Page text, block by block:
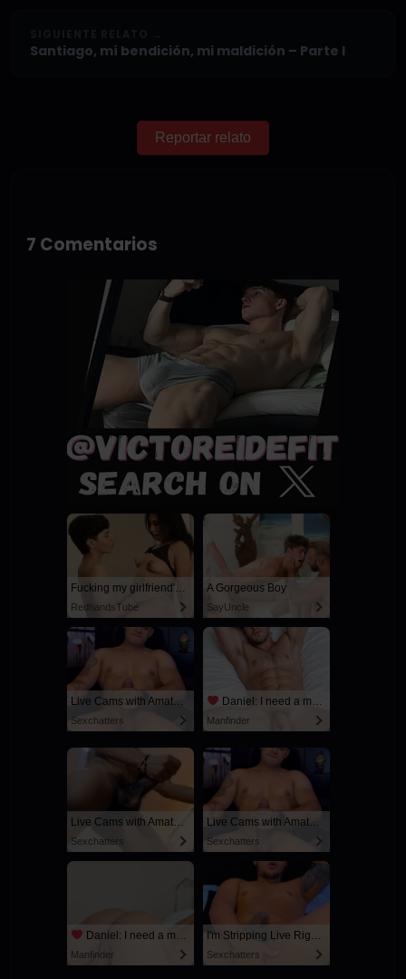
Santiago, mí bendición, mi maldición – Parte I
Reportar relato
7 Comentarios
Fucking my girlfriend's hot mommy by mistake
RedhandsTube
A Gorgeous Boy
SayUncle
Live Cams with Amateur Men
Sexchatters
Daniel: I need a man for a spicy night...
Manfinder
Live Cams with Amateur Men
Sexchatters
Live Cams with Amateur Men
Sexchatters
Daniel: I need a man for a spicy night...
Manfinder
I'm Stripping Live Right Now
Sexchatters